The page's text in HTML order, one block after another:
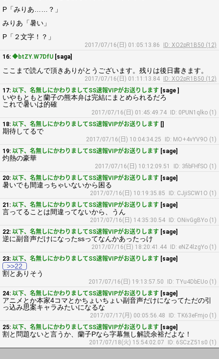
P「みりあ……？」
みりあ「暑い」
P「２文字！？」
2017/07/16(日) 01:05:13.86
ID: XO2pR1B50 (12)
16: ◆btZY.W7DfU [saga]
ここまで読んで頂きありがとうございます。残りは後日書きます。
2017/07/16(日) 01:11:13.84
ID: XO2pR1B50 (12)
17: 以下、名無しにかわりましてSS速報VIPがお送りします [sage ]
いやもともと蘭子の熊本弁は完結にまとめられるだろ
これで暑いは的確
2017/07/16(日) 01:45:49.74
ID: 0PUN1qlko (1)
18: 以下、名無しにかわりましてSS速報VIPがお送りします []
期待してるで
2017/07/16(日) 10:04:34.25
ID: MO+4vYV9O (1)
19: 以下、名無しにかわりましてSS速報VIPがお送りします [sage]
灼熱の豪華
2017/07/16(日) 10:12:09.51
ID: 3fibFHfSO (1)
20: 以下、名無しにかわりましてSS速報VIPがお送りします [sage]
暑いでも間違っちゃいないから困る
2017/07/16(日) 10:19:35.85
ID: CJjiSCW1O (1)
21: 以下、名無しにかわりましてSS速報VIPがお送りします [sage]
言ってることは間違ってないから、うん
2017/07/16(日) 14:35:30.54
ID: ONivGgBYo (1)
22: 以下、名無しにかわりましてSS速報VIPがお送りします [sage]
逆に副音声だけになったssってなんかあったっけ
2017/07/16(日) 18:20:41.44
ID: eNZ4lzgYo (1)
23: 以下、名無しにかわりましてSS速報VIPがお送りします [sage]
>>22
割とありそう
2017/07/16(日) 19:13:57.50
ID: TYu4DbEUo (1)
24: 以下、名無しにかわりましてSS速報VIPがお送りします [sage]
アニメとか本家4コマとかちょいちょい副音声だけになってただの引
っ込み思案キャラみたいになるな
2017/07/17(月) 00:05:56.48
ID: TK63eFmjo (1)
25: 以下、名無しにかわりましてSS速報VIPがお送りします [sage]
割と問題ないと言うか、蘭子Pなら字幕無し解読余裕だよな！
2017/07/18(火) 15:54:02.07 ID: 6SCzZ51s0 (1)